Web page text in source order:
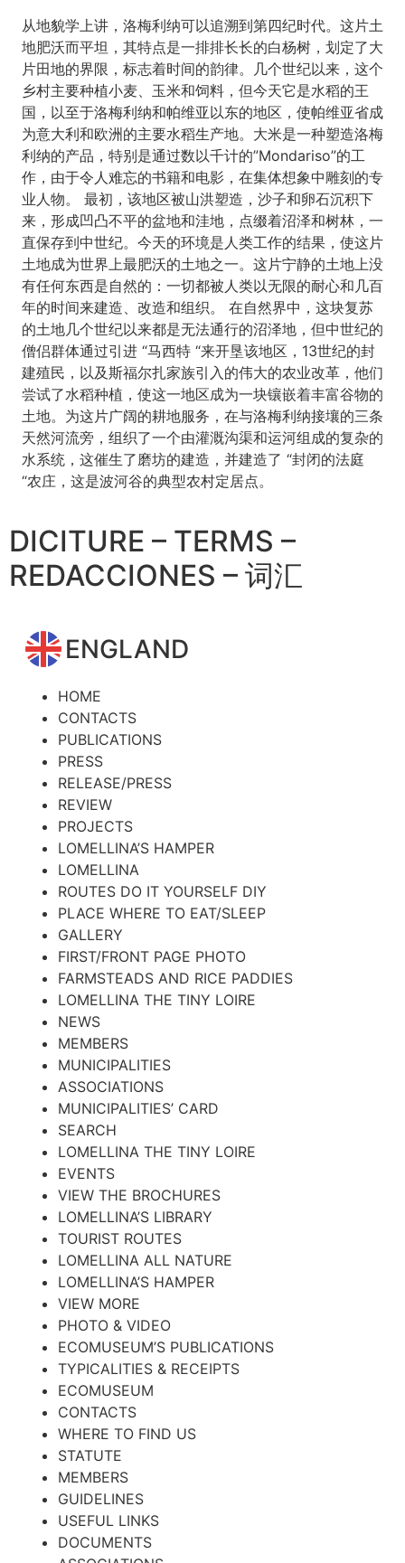
从地貌学上讲，洛梅利纳可以追溯到第四纪时代。这片土
地肥沃而平坦，其特点是一排排长长的白杨树，划定了大
片田地的界限，标志着时间的韵律。几个世纪以来，这个
乡村主要种植小麦、玉米和饲料，但今天它是水稻的王
国，以至于洛梅利纳和帕维亚以东的地区，使帕维亚省成
为意大利和欧洲的主要水稻生产地。大米是一种塑造洛梅
利纳的产品，特别是通过数以千计的”Mondariso”的工
作，由于令人难忘的书籍和电影，在集体想象中雕刻的专
业人物。 最初，该地区被山洪塑造，沙子和卵石沉积下
来，形成凹凸不平的盆地和洼地，点缀着沼泽和树林，一
直保存到中世纪。今天的环境是人类工作的结果，使这片
土地成为世界上最肥沃的土地之一。这片宁静的土地上没
有任何东西是自然的：一切都被人类以无限的耐心和几百
年的时间来建造、改造和组织。 在自然界中，这块复苏
的土地几个世纪以来都是无法通行的沼泽地，但中世纪的
僧侣群体通过引进 “马西特 “来开垦该地区，13世纪的封
建殖民，以及斯福尔扎家族引入的伟大的农业改革，他们
尝试了水稻种植，使这一地区成为一块镶嵌着丰富谷物的
土地。为这片广阔的耕地服务，在与洛梅利纳接壤的三条
天然河流旁，组织了一个由灌溉沟渠和运河组成的复杂的
水系统，这催生了磨坊的建造，并建造了 “封闭的法庭
“农庄，这是波河谷的典型农村定居点。
DICITURE – TERMS –
REDACCIONES – 词汇
ENGLAND
HOME
CONTACTS
PUBLICATIONS
PRESS
RELEASE/PRESS
REVIEW
PROJECTS
LOMELLINA’S HAMPER
LOMELLINA
ROUTES DO IT YOURSELF DIY
PLACE WHERE TO EAT/SLEEP
GALLERY
FIRST/FRONT PAGE PHOTO
FARMSTEADS AND RICE PADDIES
LOMELLINA THE TINY LOIRE
NEWS
MEMBERS
MUNICIPALITIES
ASSOCIATIONS
MUNICIPALITIES’ CARD
SEARCH
LOMELLINA THE TINY LOIRE
EVENTS
VIEW THE BROCHURES
LOMELLINA’S LIBRARY
TOURIST ROUTES
LOMELLINA ALL NATURE
LOMELLINA’S HAMPER
VIEW MORE
PHOTO & VIDEO
ECOMUSEUM’S PUBLICATIONS
TYPICALITIES & RECEIPTS
ECOMUSEUM
CONTACTS
WHERE TO FIND US
STATUTE
MEMBERS
GUIDELINES
USEFUL LINKS
DOCUMENTS